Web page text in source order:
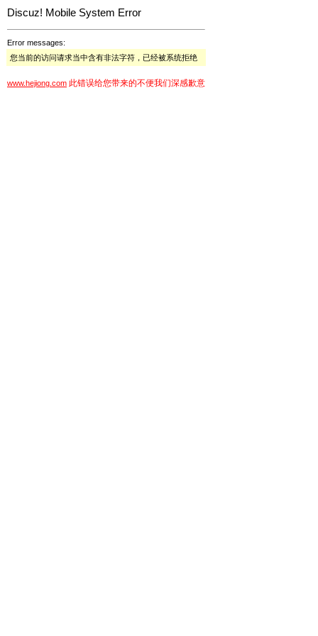
Discuz! Mobile System Error
Error messages:
您当前的访问请求当中含有非法字符，已经被系统拒绝
www.hejiong.com 此错误给您带来的不便我们深感歉意